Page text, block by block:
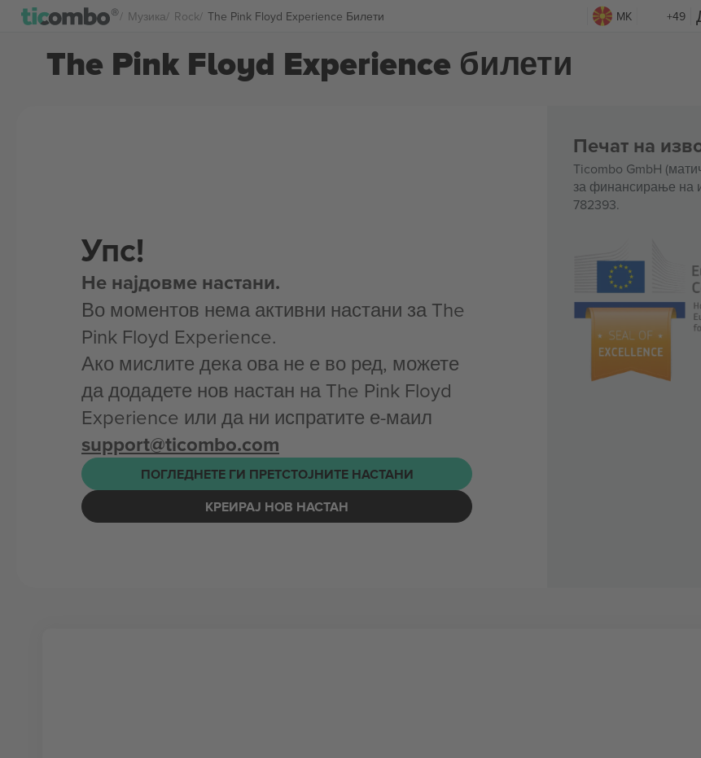
Музика Rock The Pink Floyd Experience Билети MK +49
The Pink Floyd Experience билети
Упс!
Не најдовме настани.
Во моментов нема активни настани за The
Pink Floyd Experience.
Ако мислите дека ова не е во ред, можете
да додадете нов настан на The Pink Floyd
Experience или да ни испратите е-маил
support@ticombo.com
ПОГЛЕДНЕТЕ ГИ ПРЕТСТОЈНИТЕ НАСТАНИ
КРЕИРАЈ НОВ НАСТАН
Печат на
Ticombo GmbH
за финансирање на
782393.